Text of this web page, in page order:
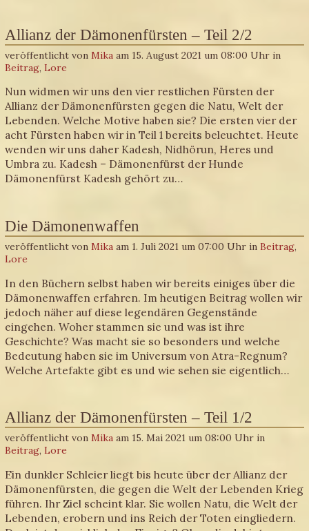
Allianz der Dämonenfürsten – Teil 2/2
veröffentlicht vonMika am 15. August 2021 um 08:00 Uhr in
Beitrag,Lore
Nun widmen wir uns den vier restlichen Fürsten der
Allianz der Dämonenfürsten gegen die Natu, Welt der
Lebenden. Welche Motive haben sie? Die ersten vier der
acht Fürsten haben wir in Teil 1 bereits beleuchtet. Heute
wenden wir uns daher Kadesh, Nidhörun, Heres und
Umbra zu. Kadesh – Dämonenfürst der Hunde
Dämonenfürst Kadesh gehört zu…
Die Dämonenwaffen
veröffentlicht vonMika am 1. Juli 2021 um 07:00 Uhr inBeitrag,
Lore
In den Büchern selbst haben wir bereits einiges über die
Dämonenwaffen erfahren. Im heutigen Beitrag wollen wir
jedoch näher auf diese legendären Gegenstände
eingehen. Woher stammen sie und was ist ihre
Geschichte? Was macht sie so besonders und welche
Bedeutung haben sie im Universum von Atra-Regnum?
Welche Artefakte gibt es und wie sehen sie eigentlich…
Allianz der Dämonenfürsten – Teil 1/2
veröffentlicht vonMika am 15. Mai 2021 um 08:00 Uhr in
Beitrag,Lore
Ein dunkler Schleier liegt bis heute über der Allianz der
Dämonenfürsten, die gegen die Welt der Lebenden Krieg
führen. Ihr Ziel scheint klar. Sie wollen Natu, die Welt der
Lebenden, erobern und ins Reich der Toten eingliedern.